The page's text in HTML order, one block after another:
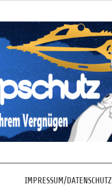
IMPRESSUM/DATENSCHUTZ